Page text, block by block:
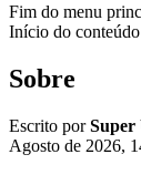
Fim do menu
Início do
Sobre
Escrito porSuper
Agosto de 2026,